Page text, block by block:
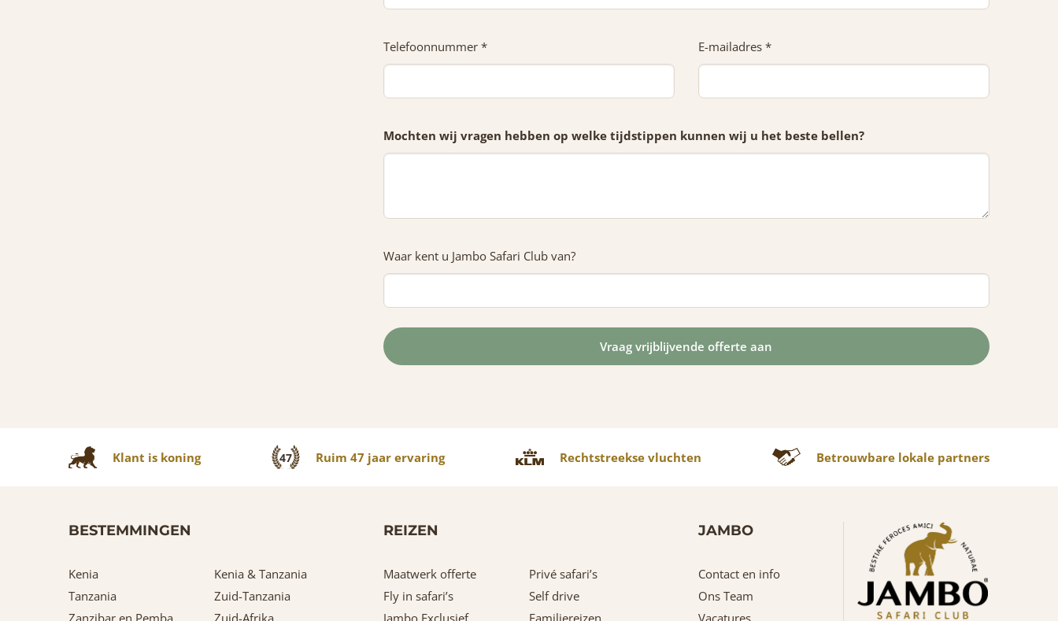
Telefoonnummer * E-mailadres *
Mochten wij vragen hebben op welke tijdstippen kunnen wij u het beste bellen?
Waar kent u Jambo Safari Club van?
Klant is koning 47 Ruim 47 jaar ervaring Rechtstreekse vluchten Betrouwbare lokale partners
BESTEMMINGEN
Kenia
Kenia & Tanzania
Tanzania
Zuid-Tanzania
Zanzibar en Pemba
Zuid-Afrika
REIZEN
Maatwerk offerte
Privé safari’s
Fly in safari’s
Self drive
Jambo Exclusief
Familiereizen
JAMBO
Contact en info
Ons Team
Vacatures